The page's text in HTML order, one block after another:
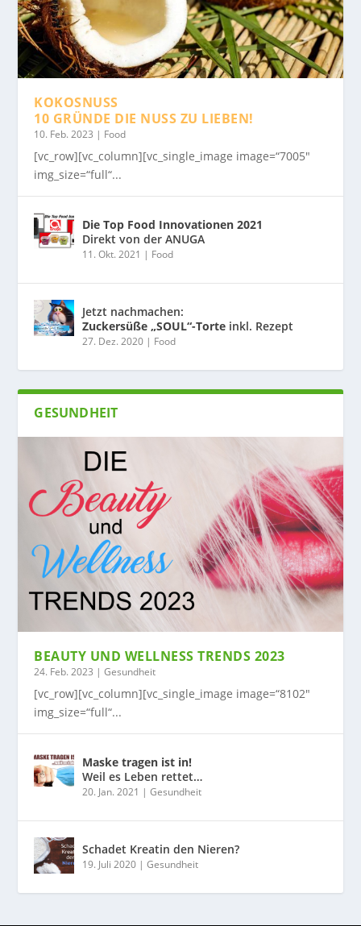
KOKOSNUSS
10 GRÜNDE DIE NUSS ZU LIEBEN!
10. Feb. 2023 | Food
[vc_row][vc_column][vc_single_image image=“7005″
img_size=“full“...
Die Top Food Innovationen 2021
Direkt von der ANUGA
11. Okt. 2021 | Food
Jetzt nachmachen:
Zuckersüße „SOUL“-Torte inkl. Rezept
27. Dez. 2020 | Food
GESUNDHEIT
BEAUTY UND WELLNESS TRENDS 2023
24. Feb. 2023 |Gesundheit
[vc_row][vc_column][vc_single_image image=“8102″
img_size=“full“...
Maske tragen ist in!
Weil es Leben rettet…
20. Jan. 2021 |Gesundheit
Schadet Kreatin den Nieren?
19. Juli 2020 |Gesundheit